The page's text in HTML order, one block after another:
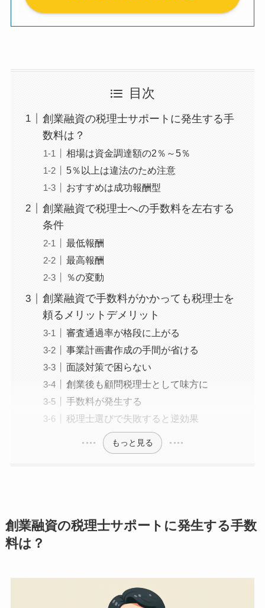
目次
創業融資の税理士サポートに発生する手
数料は？
相場は資金調達額の2％～5％
5％以上は違法のため注意
おすすめは成功報酬型
創業融資で税理士への手数料を左右する
条件
最低報酬
最高報酬
％の変動
創業融資で手数料がかかっても税理士を
頼るメリットデメリット
審査通過率が格段に上がる
事業計画書作成の手間が省ける
面談対策で困らない
創業後も顧問税理士として味方に
手数料が発生する
税理士選びで失敗すると逆効果
もっと見る
創業融資の税理士サポートに発生する手数
料は？